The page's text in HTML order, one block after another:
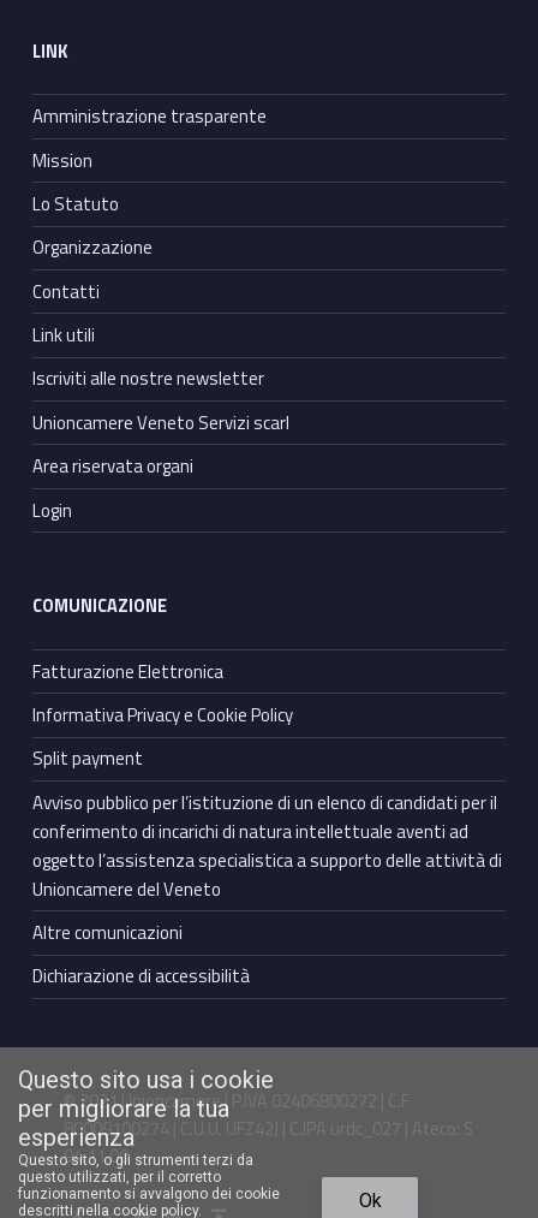
LINK
Amministrazione trasparente
Mission
Lo Statuto
Organizzazione
Contatti
Link utili
Iscriviti alle nostre newsletter
Unioncamere Veneto Servizi scarl
Area riservata organi
Login
COMUNICAZIONE
Fatturazione Elettronica
Informativa Privacy e Cookie Policy
Split payment
Avviso pubblico per l’istituzione di un elenco di candidati per il
conferimento di incarichi di natura intellettuale aventi ad
oggetto l’assistenza specialistica a supporto delle attività di
Unioncamere del Veneto
Altre comunicazioni
Dichiarazione di accessibilità
© 2021 Unioncamere | P.IVA 02406800272 | C.F.
80009100274 | C.U.U. UFZ42J | C.IPA urdc_027 | Ateco: S
94.11.00
Facebook Unioncamere VenetoTwitter Unioncamere VenetoYoutube Unioncamere VenetoLinkedin Unioncamere Veneto Torna in cima ↑
Questo sito usa i cookie
per migliorare la tua
esperienza
Questo sito, o gli strumenti terzi da
questo utilizzati, per il corretto
funzionamento si avvalgono dei cookie
descritti nella cookie policy.
Ok